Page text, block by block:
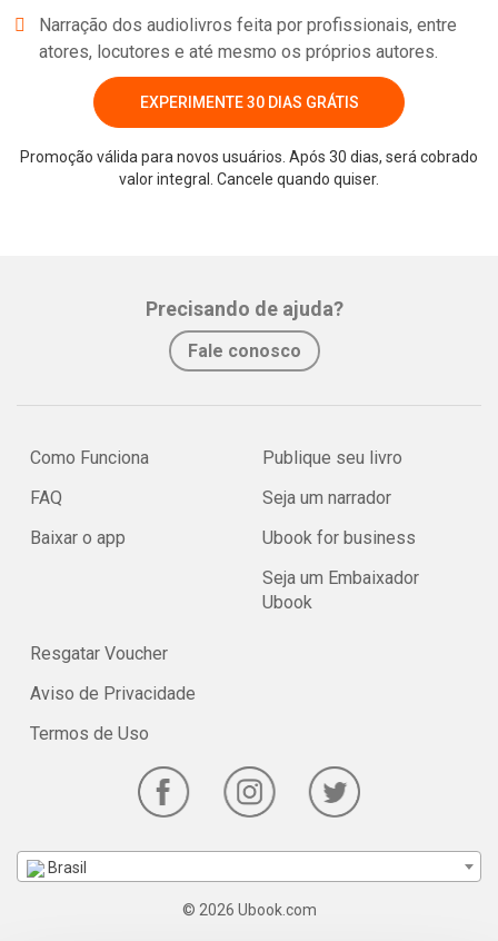
Narração dos audiolivros feita por profissionais, entre
atores, locutores e até mesmo os próprios autores.
EXPERIMENTE 30 DIAS GRÁTIS
Promoção válida para novos usuários. Após 30 dias, será cobrado
valor integral. Cancele quando quiser.
Precisando de ajuda?
Fale conosco
Como Funciona
FAQ
Baixar o app
Publique seu livro
Seja um narrador
Ubook for business
Seja um Embaixador
Ubook
Resgatar Voucher
Aviso de Privacidade
Termos de Uso
Brasil
© 2026 Ubook.com